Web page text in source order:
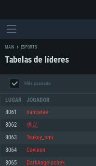
MAIN ESPORTS
Tabelas de líderes
Mês passado
LUGAR JOGADOR
8061 nancelee
8062 求是
8063 Tsukuy_omi
8064 Cavieen
8065 DarkAngelochek